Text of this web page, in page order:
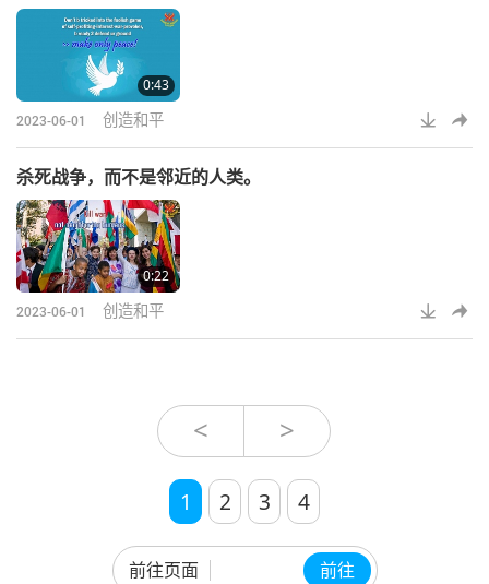
0:43
2023-06-01 创造和平
杀死战争，而不是邻近的人类。
0:22
2023-06-01 创造和平
< >
1 2 3 4
前往页面 前往